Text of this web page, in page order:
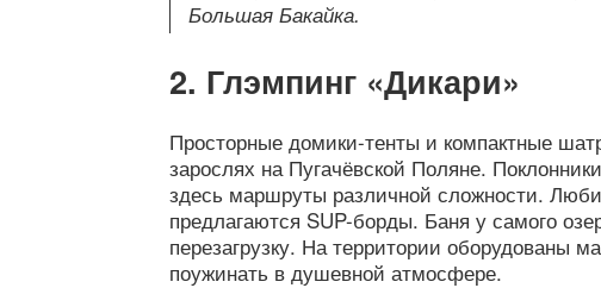
Большая Бакайка.
Глэмпинг «Дикари»
Просторные домики-тенты и компактные
зарослях на Пугачёвской Поляне.
здесь маршруты различной сложности.
предлагаются SUP-борды. Баня у самого
перезагрузку. На территории оборудованы
поужинать в душевной атмосфере.